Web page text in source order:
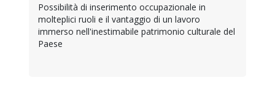
Possibilità di inserimento occupazionale in
molteplici ruoli e il vantaggio di un lavoro
immerso nell'inestimabile patrimonio culturale del
Paese